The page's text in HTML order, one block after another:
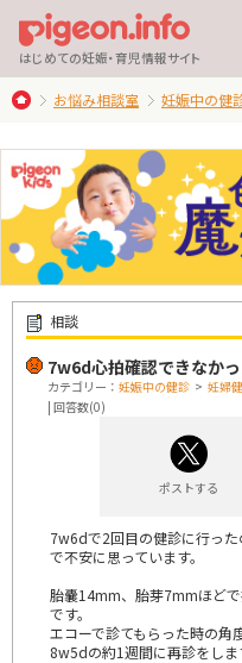
はじめての妊娠・育児情報サイト
お悩み相談室 妊娠中の健
相談
7w6d心拍確認できなかっ
カテゴリー： 妊娠中の健診 > 妊婦
| 回答数(0)
ポストする
7w6dで2回目の健診に行っ
で不安に思っています。
胎嚢14mm、胎芽7mmほど
です。
エコーで診てもらった時の角
8w5dの約1週間に再診をしま